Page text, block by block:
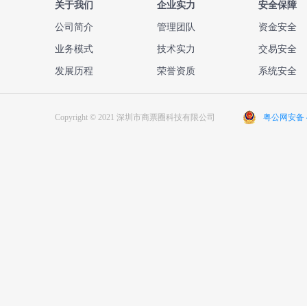
关于我们
公司简介
业务模式
发展历程
企业实力
管理团队
技术实力
荣誉资质
安全保障
资金安全
交易安全
系统安全
Copyright © 2021 深圳市商票圈科技有限公司 粤公网安备